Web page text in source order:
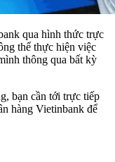
qua hình thức trực
thể thực hiện việc
thông qua bất kỳ
bạn cần tới trực tiếp
hàng Vietinbank để